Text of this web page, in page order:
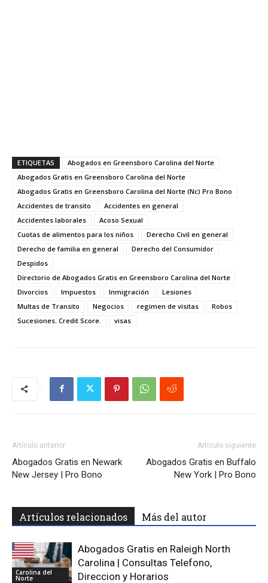
ETIQUETAS
Abogados en Greensboro Carolina del Norte
Abogados Gratis en Greensboro Carolina del Norte
Abogados Gratis en Greensboro Carolina del Norte (Nc) Pro Bono
Accidentes de transito
Accidentes en general
Accidentes laborales
Acoso Sexual
Cuotas de alimentos para los niños
Derecho Civil en general
Derecho de familia en general
Derecho del Consumidor
Despidos
Directorio de Abogados Gratis en Greensboro Carolina del Norte
Divorcios
Impuestos Inmigración
Lesiones
Multas de Transito
Negocios regimen de visitas
Robos
Sucesiones. Credit Score.
visas
Artículo anterior
Abogados Gratis en Newark
New Jersey | Pro Bono
Artículo siguiente
Abogados Gratis en Buffalo
New York | Pro Bono
Artículos relacionados Más del autor
Carolina del
Norte
Abogados Gratis en Raleigh North
Carolina | Consultas Telefono,
Direccion y Horarios